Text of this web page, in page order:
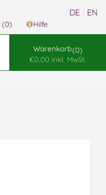
(0) Hilfe
Warenkorb 0
€0,00 inkl. MwSt.